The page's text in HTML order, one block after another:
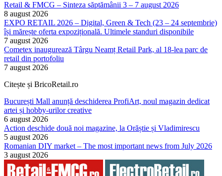
Retail & FMCG – Sinteza săptămânii 3 – 7 august 2026
8 august 2026
EXPO RETAIL 2026 – Digital, Green & Tech (23 – 24 septembrie)
își mărește oferta expozițională. Ultimele standuri disponibile
7 august 2026
Cometex inaugurează Târgu Neamț Retail Park, al 18-lea parc de
retail din portofoliu
7 august 2026
Citește și BricoRetail.ro
București Mall anunță deschiderea ProfiArt, noul magazin dedicat
artei și hobby-urilor creative
6 august 2026
Action deschide două noi magazine, la Orăștie și Vladimirescu
5 august 2026
Romanian DIY market – The most important news from July 2026
3 august 2026